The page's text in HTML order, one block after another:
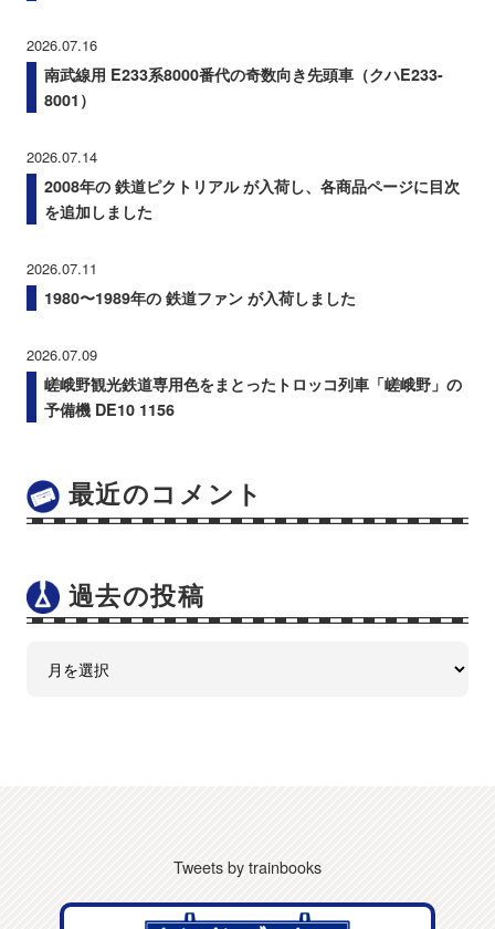
2026.07.16
南武線用 E233系8000番代の奇数向き先頭車（クハE233-
8001）
2026.07.14
2008年の 鉄道ピクトリアル が入荷し、各商品ページに目次
を追加しました
2026.07.11
1980〜1989年の 鉄道ファン が入荷しました
2026.07.09
嵯峨野観光鉄道専用色をまとったトロッコ列車「嵯峨野」の
予備機 DE10 1156
最近のコメント
過去の投稿
Tweets by trainbooks